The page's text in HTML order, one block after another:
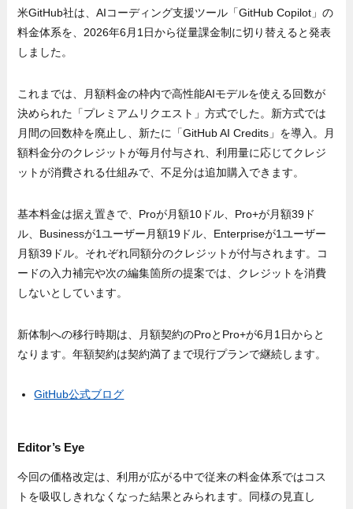
米GitHub社は、AIコーディング支援ツール「GitHub Copilot」の
料金体系を、2026年6月1日から従量課金制に切り替えると発表
しました。
これまでは、月額料金の枠内で高性能AIモデルを使える回数が
決められた「プレミアムリクエスト」方式でした。新方式では
月間の回数枠を廃止し、新たに「GitHub AI Credits」を導入。月
額料金分のクレジットが毎月付与され、利用量に応じてクレジ
ットが消費される仕組みで、不足分は追加購入できます。
基本料金は据え置きで、Proが月額10ドル、Pro+が月額39ド
ル、Businessが1ユーザー月額19ドル、Enterpriseが1ユーザー
月額39ドル。それぞれ同額分のクレジットが付与されます。コ
ードの入力補完や次の編集箇所の提案では、クレジットを消費
しないとしています。
新体制への移行時期は、月額契約のProとPro+が6月1日からと
なります。年額契約は契約満了まで現行プランで継続します。
GitHub公式ブログ
Editor’s Eye
今回の価格改定は、利用が広がる中で従来の料金体系ではコス
トを吸収しきれなくなった結果とみられます。同様の見直し